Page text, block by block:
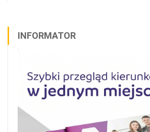
INFORMATOR